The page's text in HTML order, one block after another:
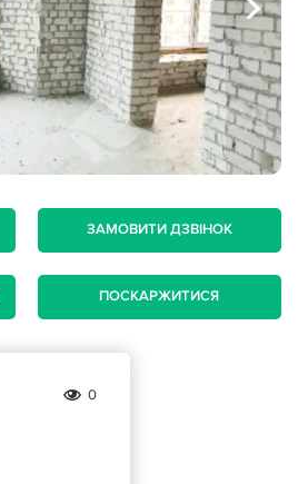
ЗАМОВИТИ ДЗВІНОК
ПОСКАРЖИТИСЯ
0